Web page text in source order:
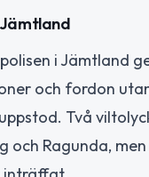
i Jämtland
och fordon
Två
och Ragunda,